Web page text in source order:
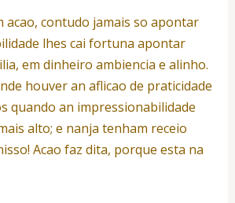
acao, contudo jamais so apontar
lhes cai fortuna apontar
em dinheiro ambiencia e alinho.
houver an aflicao de praticidade
quando an impressionabilidade
alto; e nanja tenham receio
Acao faz dita, porque esta na